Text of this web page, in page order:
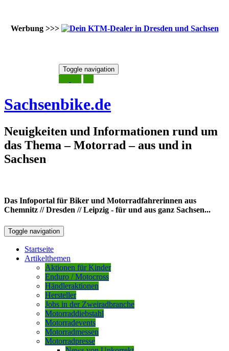
Werbung >>>
Toggle navigation
Sachsenbike.de
Neuigkeiten und Informationen rund um
das Thema – Motorrad – aus und in
Sachsen
Das Infoportal für Biker und Motorradfahrerinnen aus
Chemnitz // Dresden // Leipzig - für und aus ganz Sachsen...
Toggle navigation
Startseite
Artikelthemen
Aktionen für Kinder
Enduro / Motocross
Händleraktionen
Hersteller
Jobs in der Zweiradbranche
Motorraddiebstahl
Motorradevents
Motorradmessen
Motorradpresse